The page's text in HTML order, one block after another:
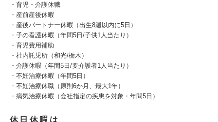
・育児・介護休職
・産前産後休暇
・産後パートナー休暇（出生8週以内に5日）
・子の看護休暇（年間5日/子供1人当たり）
・育児費用補助
・社内託児所（和光/栃木）
・介護休暇（年間5日/要介護者1人当たり）
・不妊治療休暇（年間5日）
・不妊治療休職（原則6か月、最大1年）
・病気治療休暇（会社指定の疾患を対象・年間5日）
休日休暇は